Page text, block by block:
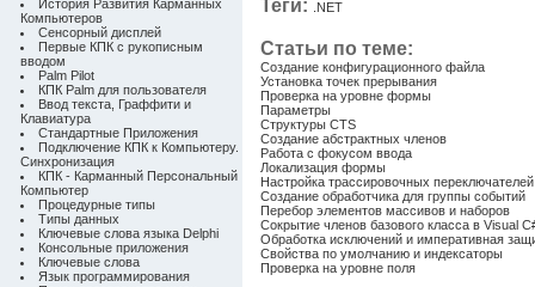
История Развития Карманных
Компьютеров
Сенсорный дисплей
Первые КПК с рукописным
вводом
Palm Pilot
КПК Palm для пользователя
Ввод текста, Граффити и
Клавиатура
Стандартные Приложения
Подключение КПК к Компьютеру.
Синхронизация
КПК - Карманный Персональный
Компьютер
Процедурные типы
Типы данных
Ключевые слова языка Delphi
Консольные приложения
Ключевые слова
Язык программирования
Теги: .NET
Статьи по теме:
Создание конфигурационного файла
Установка точек прерывания
Проверка на уровне формы
Параметры
Структуры CTS
Создание абстрактных членов
Работа с фокусом ввода
Локализация формы
Настройка трассировочных переключателей
Создание обработчика для группы событий
Перебор элементов массивов и наборов
Сокрытие членов базового класса в Visual
Обработка исключений и императивная
Свойства по умолчанию и индексаторы
Проверка на уровне поля